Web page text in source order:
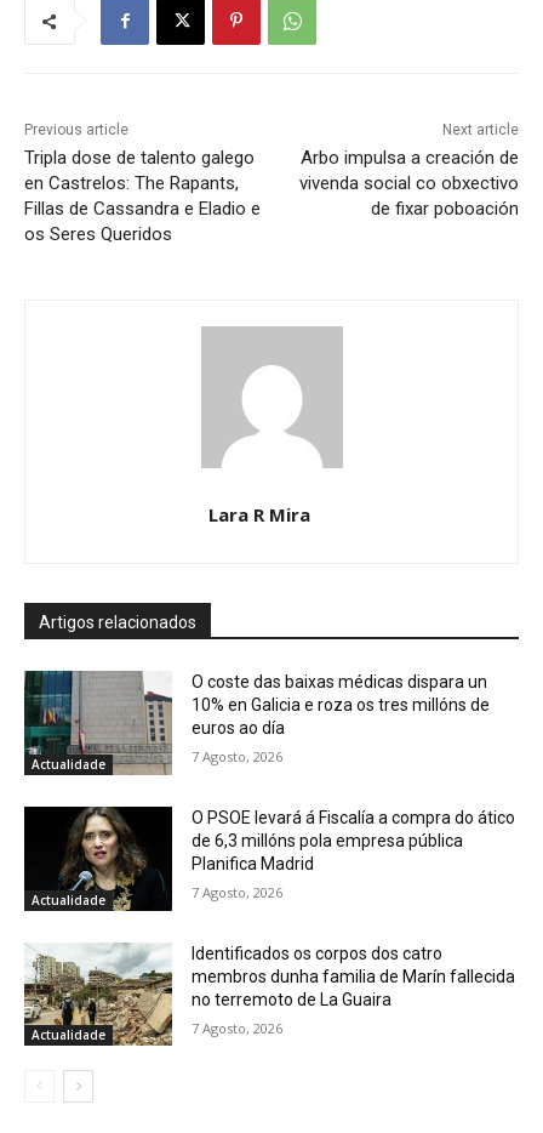
Previous article
Tripla dose de talento galego
en Castrelos: The Rapants,
Fillas de Cassandra e Eladio e
os Seres Queridos
Next article
Arbo impulsa a creación de
vivenda social co obxectivo
de fixar poboación
Lara R Mira
Artigos relacionados
Actualidade
O coste das baixas médicas dispara un
10% en Galicia e roza os tres millóns de
euros ao día
7 Agosto, 2026
Actualidade
O PSOE levará á Fiscalía a compra do ático
de 6,3 millóns pola empresa pública
Planifica Madrid
7 Agosto, 2026
Actualidade
Identificados os corpos dos catro
membros dunha familia de Marín fallecida
no terremoto de La Guaira
7 Agosto, 2026